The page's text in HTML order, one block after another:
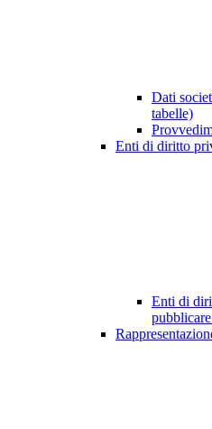
Dati
tabelle)
Enti di diritto
Enti di